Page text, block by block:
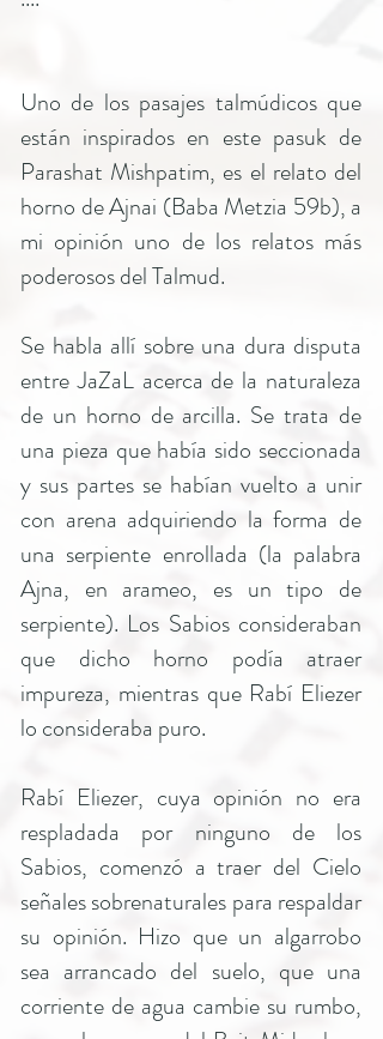
Uno de los pasajes talmúdicos que
están inspirados en este pasuk de
Parashat Mishpatim, es el relato del
horno de Ajnai (Baba Metzia 59b), a
mi opinión uno de los relatos más
poderosos del Talmud.
Se habla allí sobre una dura disputa
entre JaZaL acerca de la naturaleza
de un horno de arcilla. Se trata de
una pieza que había sido seccionada
y sus partes se habían vuelto a unir
con arena adquiriendo la forma de
una serpiente enrollada (la palabra
Ajna, en arameo, es un tipo de
serpiente). Los Sabios consideraban
que dicho horno podía atraer
impureza, mientras que Rabí Eliezer
lo consideraba puro.
Rabí Eliezer, cuya opinión no era
respladada por ninguno de los
Sabios, comenzó a traer del Cielo
señales sobrenaturales para respaldar
su opinión. Hizo que un algarrobo
sea arrancado del suelo, que una
corriente de agua cambie su rumbo,